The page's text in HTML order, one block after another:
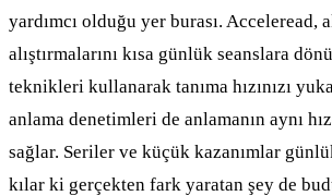
yardımcı olduğu yer burası. Acceleread,
alıştırmalarını kısa günlük seanslara
teknikleri kullanarak tanıma hızınızı
anlama denetimleri de anlamanın aynı
sağlar. Seriler ve küçük kazanımlar
kılar ki gerçekten fark yaratan şey de